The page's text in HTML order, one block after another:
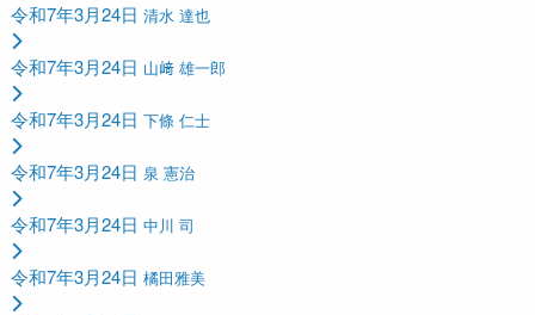
令和7年3月24日 清水 達也
令和7年3月24日 山﨑 雄一郎
令和7年3月24日 下條 仁士
令和7年3月24日 泉 憲治
令和7年3月24日 中川 司
令和7年3月24日 橘田雅美